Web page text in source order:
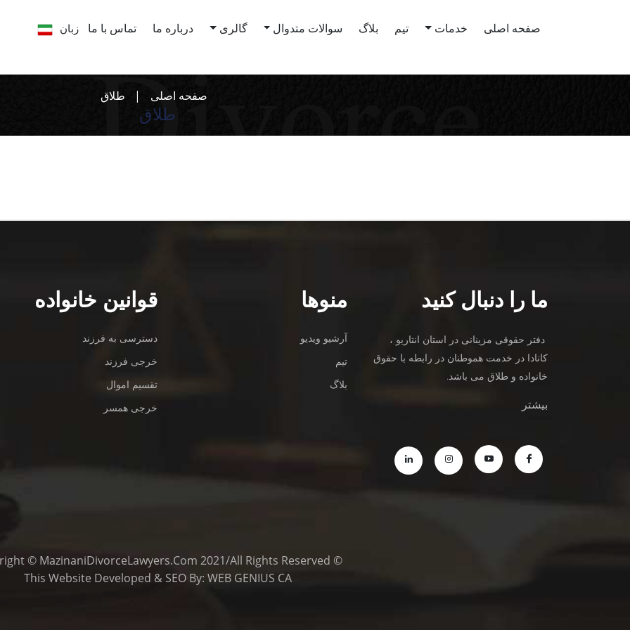
صفحه اصلی خدمات تیم بلاگ سوالات متدوال گالری درباره ما تماس با ما زبان
صفحه اصلی طلاق
طلاق
ما را دنبال کنید
دفتر حقوقی مزینانی در استان انتاریو ،
کانادا در خدمت هموطنان در رابطه با حقوق
خانواده و طلاق می باشد.
بیشتر
منوها
آرشیو ویدیو
تیم
بلاگ
قوانین خانواده
دسترسی به فرزند
خرجی فرزند
تقسیم اموال
خرجی همسر
© Copyright © MazinaniDivorceLawyers.com 2021/All Rights Reserved
This Website Developed & SEOBy: WEB GENIUS CA